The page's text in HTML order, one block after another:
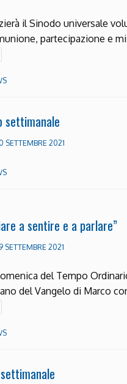
il Sinodo universale
partecipazione e
settimanale
SETTEMBRE 2021
a sentire e a parlare”
SETTEMBRE 2021
del Tempo
del Vangelo di Marco